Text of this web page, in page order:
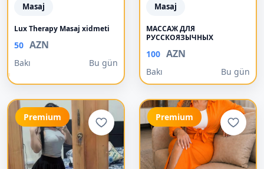
Masaj
Lux Therapy Masaj xidmeti
50 AZN
Bakı Bu gün
Masaj
МАССАЖ ДЛЯ
РУССКОЯЗЫЧНЫХ
100 AZN
Bakı Bu gün
Premium Premium